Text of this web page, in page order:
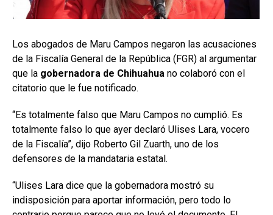
Los abogados de Maru Campos negaron las acusaciones
de la Fiscalía General de la República (FGR) al argumentar
que la gobernadora de Chihuahua no colaboró con el
citatorio que le fue notificado.
“Es totalmente falso que Maru Campos no cumplió. Es
totalmente falso lo que ayer declaró Ulises Lara, vocero
de la Fiscalía”, dijo Roberto Gil Zuarth, uno de los
defensores de la mandataria estatal.
“Ulises Lara dice que la gobernadora mostró su
indisposición para aportar información, pero todo lo